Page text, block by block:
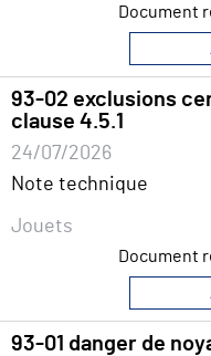
Document
93-02 exclusions
clause 4.5.1
24/07/2026
Note technique
Jouets
Document
93-01 danger de